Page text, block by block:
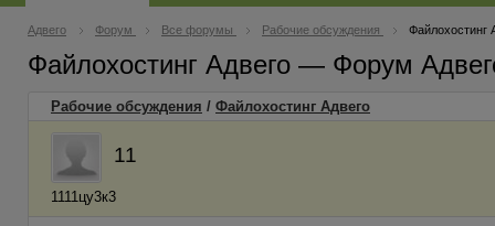
Адвего Форум Все форумы Рабочие обсуждения Файлохостинг
Файлохостинг Адвего — Форум
Рабочие обсуждения / Файлохостинг Адвего
11
1111цу3к3